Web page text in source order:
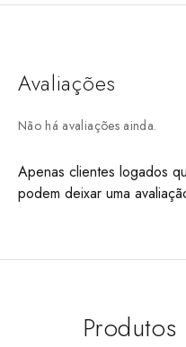
Avaliações
Não há avaliações ainda.
Apenas clientes logados
podem deixar uma